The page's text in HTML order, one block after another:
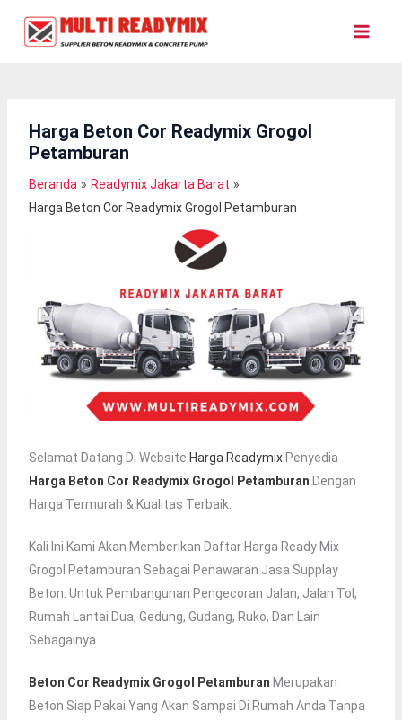
Harga Beton Cor Readymix Grogol
Petamburan
Beranda
Readymix Jakarta Barat
Harga Beton Cor Readymix Grogol Petamburan
Selamat Datang Di Website Harga ReadymixPenyedia
Harga Beton Cor Readymix Grogol Petamburan Dengan
Harga Termurah & Kualitas Terbaik.
Kali Ini Kami Akan Memberikan Daftar Harga Ready Mix
Grogol Petamburan Sebagai Penawaran Jasa Supplay
Beton. Untuk Pembangunan Pengecoran Jalan, Jalan Tol,
Rumah Lantai Dua, Gedung, Gudang, Ruko, Dan Lain
Sebagainya.
Beton Cor Readymix Grogol Petamburan Merupakan
Beton Siap Pakai Yang Akan Sampai Di Rumah Anda Tanpa